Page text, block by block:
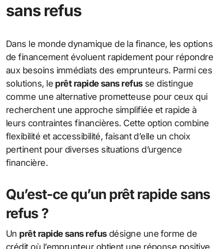
sans refus
Dans le monde dynamique de la finance, les options
de financement évoluent rapidement pour répondre
aux besoins immédiats des emprunteurs. Parmi ces
solutions, le prêt rapide sans refusse distingue
comme une alternative prometteuse pour ceux qui
recherchent une approche simplifiée et rapide à
leurs contraintes financières. Cette option combine
flexibilité et accessibilité, faisant d’elle un choix
pertinent pour diverses situations d’urgence
financière.
Qu’est-ce qu’un prêt rapide sans
refus ?
Un prêt rapide sans refusdésigne une forme de
crédit où l’emprunteur obtient une réponse positive